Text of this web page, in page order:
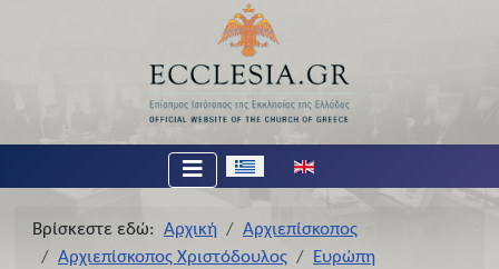
Επιλέξτε τη γλώσσα σας
Βρίσκεστε εδώ: Αρχική
Αρχιεπίσκοπος
Αρχιεπίσκοπος Χριστόδουλος
Ευρώπη